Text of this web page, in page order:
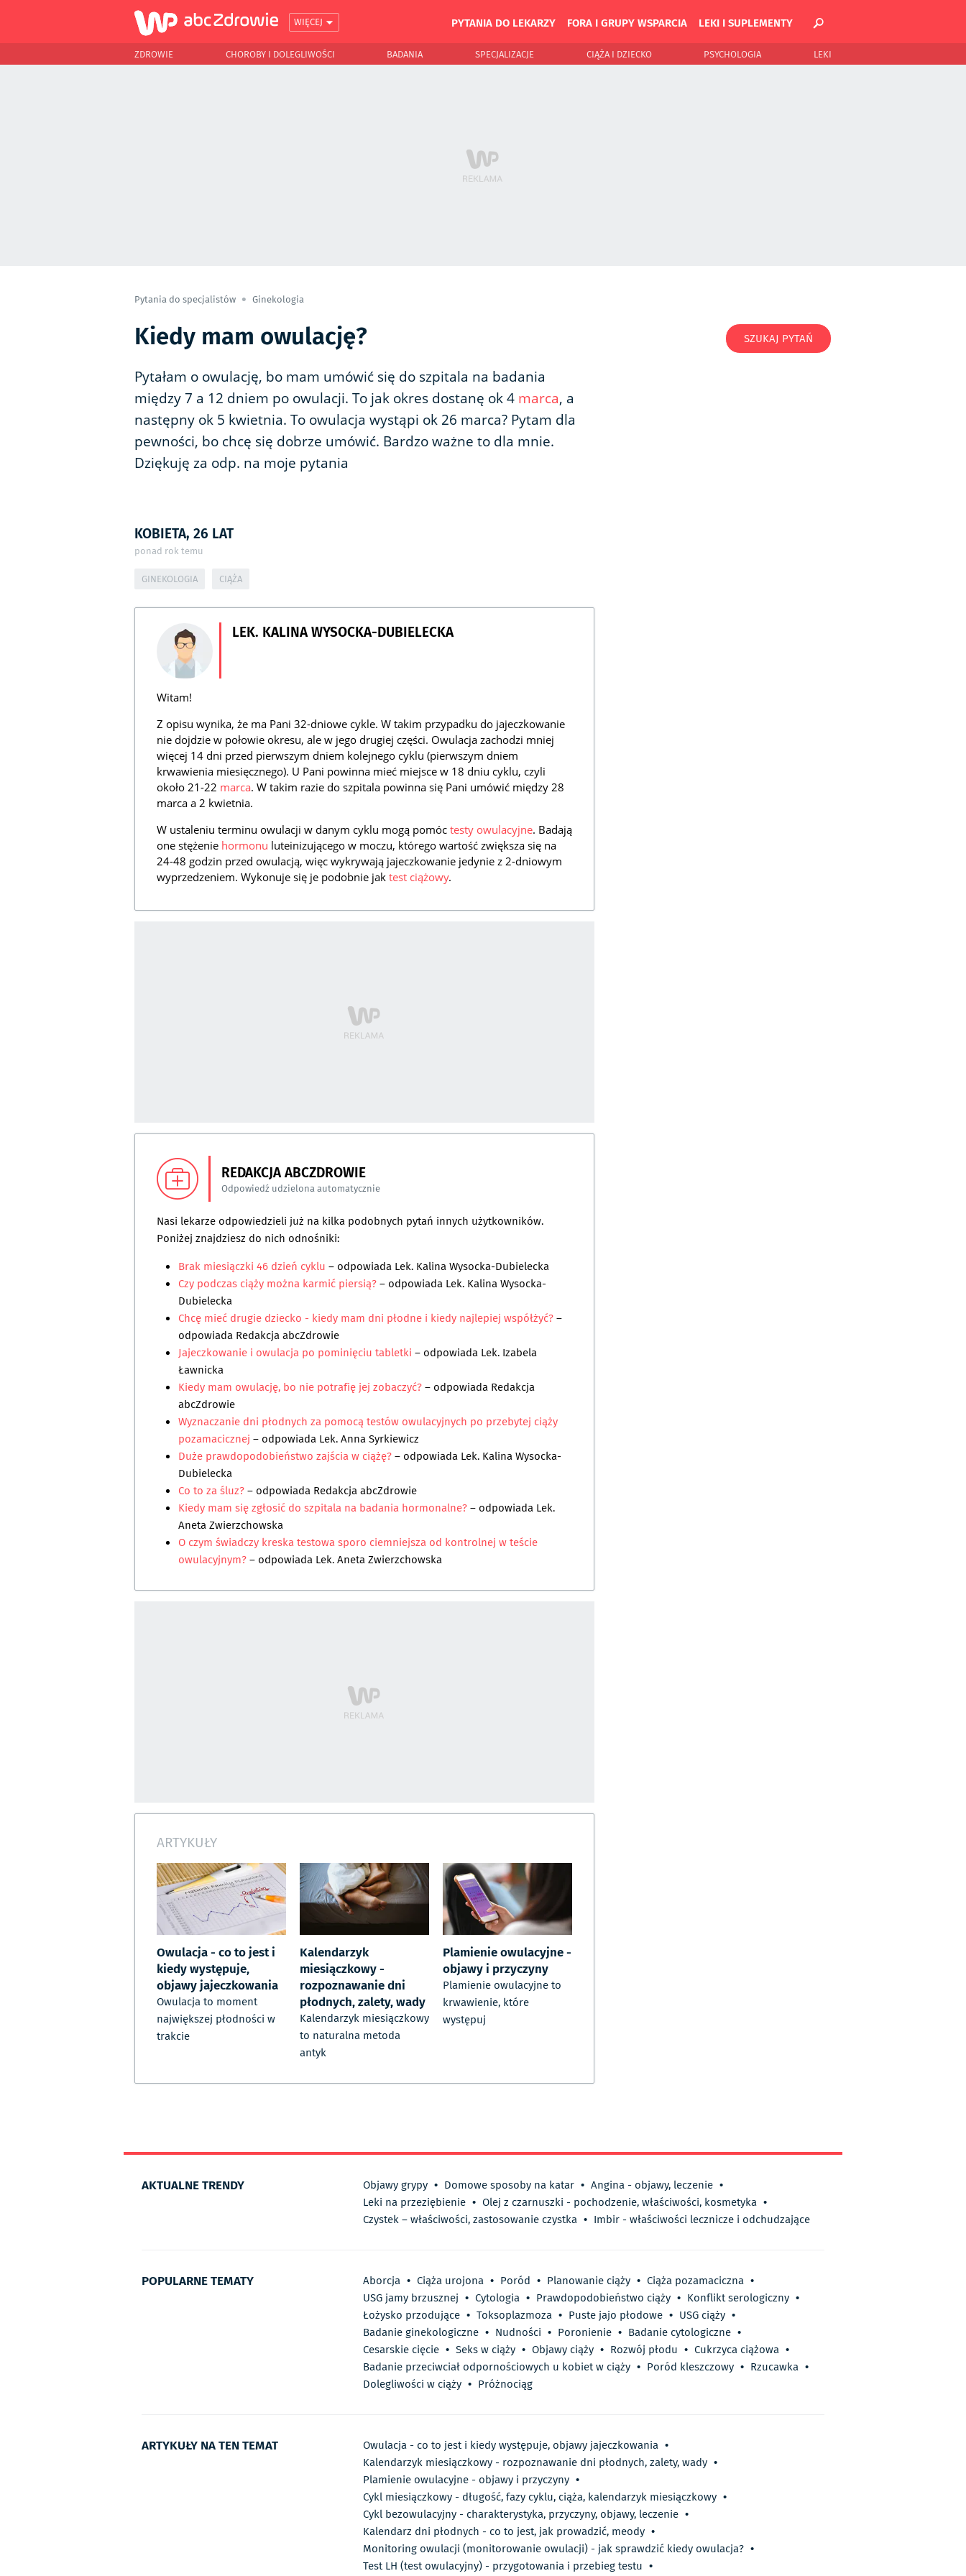
WIĘCEJ PYTANIA DO LEKARZY FORA I GRUPY WSPARCIA LEKI I SUPLEMENTY
ZDROWIE CHOROBY I DOLEGLIWOŚCI BADANIA SPECJALIZACJE CIĄŻA I DZIECKO PSYCHOLOGIA LEKI
Pytania do specjalistów Ginekologia
Kiedy mam owulację?
Pytałam o owulację, bo mam umówić się do szpitala na badania
między 7 a 12 dniem po owulacji. To jak okres dostanę ok 4 marca, a
następny ok 5 kwietnia. To owulacja wystąpi ok 26 marca? Pytam dla
pewności, bo chcę się dobrze umówić. Bardzo ważne to dla mnie.
Dziękuję za odp. na moje pytania
KOBIETA, 26 LAT
ponad rok temu
GINEKOLOGIA CIĄŻA
LEK. KALINA WYSOCKA-DUBIELECKA
Witam!
Z opisu wynika, że ma Pani 32-dniowe cykle. W takim przypadku do jajeczkowanie
nie dojdzie w połowie okresu, ale w jego drugiej części. Owulacja zachodzi mniej
więcej 14 dni przed pierwszym dniem kolejnego cyklu (pierwszym dniem
krwawienia miesięcznego). U Pani powinna mieć miejsce w 18 dniu cyklu, czyli
około 21-22 marca. W takim razie do szpitala powinna się Pani umówić między 28
marca a 2 kwietnia.
W ustaleniu terminu owulacji w danym cyklu mogą pomóc testy owulacyjne. Badają
one stężenie hormonu luteinizującego w moczu, którego wartość zwiększa się na
24-48 godzin przed owulacją, więc wykrywają jajeczkowanie jedynie z 2-dniowym
wyprzedzeniem. Wykonuje się je podobnie jak test ciążowy.
REDAKCJA ABCZDROWIE
Odpowiedź udzielona automatycznie
Nasi lekarze odpowiedzieli już na kilka podobnych pytań innych użytkowników.
Poniżej znajdziesz do nich odnośniki:
Brak miesiączki 46 dzień cyklu – odpowiada Lek. Kalina Wysocka-Dubielecka
Czy podczas ciąży można karmić piersią?– odpowiada Lek. Kalina Wysocka-
Dubielecka
Chcę mieć drugie dziecko - kiedy mam dni płodne i kiedy najlepiej współżyć?–
odpowiada Redakcja abcZdrowie
Jajeczkowanie i owulacja po pominięciu tabletki – odpowiada Lek. Izabela
Ławnicka
Kiedy mam owulację, bo nie potrafię jej zobaczyć?– odpowiada Redakcja
abcZdrowie
Wyznaczanie dni płodnych za pomocą testów owulacyjnych po przebytej ciąży
pozamacicznej – odpowiada Lek. Anna Syrkiewicz
Duże prawdopodobieństwo zajścia w ciążę?– odpowiada Lek. Kalina Wysocka-
Dubielecka
Co to za śluz?– odpowiada Redakcja abcZdrowie
Kiedy mam się zgłosić do szpitala na badania hormonalne?– odpowiada Lek.
Aneta Zwierzchowska
O czym świadczy kreska testowa sporo ciemniejsza od kontrolnej w teście
owulacyjnym?– odpowiada Lek. Aneta Zwierzchowska
ARTYKUŁY
Owulacja - co to jest i
kiedy występuje,
objawy jajeczkowania
Owulacja to moment
największej płodności w
trakcie
Kalendarzyk
miesiączkowy -
rozpoznawanie dni
płodnych, zalety, wady
Kalendarzyk miesiączkowy
to naturalna metoda
antyk
Plamienie owulacyjne -
objawy i przyczyny
Plamienie owulacyjne to
krwawienie, które
występuj
SZUKAJ PYTAŃ
AKTUALNE TRENDY Objawy grypy • Domowe sposoby na katar • Angina - objawy, leczenie •
Leki na przeziębienie • Olej z czarnuszki - pochodzenie, właściwości, kosmetyka •
Czystek – właściwości, zastosowanie czystka • Imbir - właściwości lecznicze i odchudzające
POPULARNE TEMATY Aborcja • Ciąża urojona • Poród • Planowanie ciąży • Ciąża pozamaciczna •
USG jamy brzusznej • Cytologia • Prawdopodobieństwo ciąży • Konflikt serologiczny •
Łożysko przodujące • Toksoplazmoza • Puste jajo płodowe • USG ciąży •
Badanie ginekologiczne • Nudności • Poronienie • Badanie cytologiczne •
Cesarskie cięcie • Seks w ciąży • Objawy ciąży • Rozwój płodu • Cukrzyca ciążowa •
Badanie przeciwciał odpornościowych u kobiet w ciąży • Poród kleszczowy • Rzucawka •
Dolegliwości w ciąży • Próżnociąg
ARTYKUŁY NA TEN TEMAT Owulacja - co to jest i kiedy występuje, objawy jajeczkowania •
Kalendarzyk miesiączkowy - rozpoznawanie dni płodnych, zalety, wady •
Plamienie owulacyjne - objawy i przyczyny •
Cykl miesiączkowy - długość, fazy cyklu, ciąża, kalendarzyk miesiączkowy •
Cykl bezowulacyjny - charakterystyka, przyczyny, objawy, leczenie •
Kalendarz dni płodnych - co to jest, jak prowadzić, meody •
Monitoring owulacji (monitorowanie owulacji) - jak sprawdzić kiedy owulacja? •
Test LH (test owulacyjny) - przygotowania i przebieg testu •